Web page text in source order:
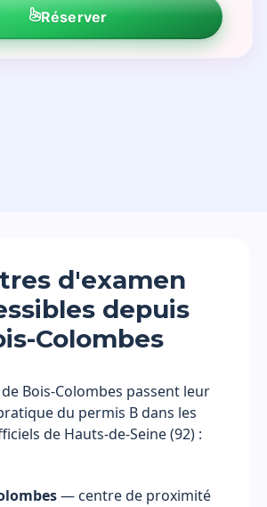
Réserver
d'examen
depuis
Colombes
Bois-Colombes passent leur
du permis B dans les
de Hauts-de-Seine (92) :
— centre de proximité